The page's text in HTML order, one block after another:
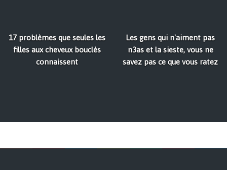
17 problèmes que seules les
filles aux cheveux bouclés
connaissent
Les gens qui n'aiment pas
n3as et la sieste, vous ne
savez pas ce que vous ratez